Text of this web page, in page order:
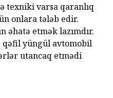
texniki varsa qaranlıq
onlara tələb edir.
əhatə etmək lazımdır.
qəfil yüngül avtomobil
utancaq etmədi